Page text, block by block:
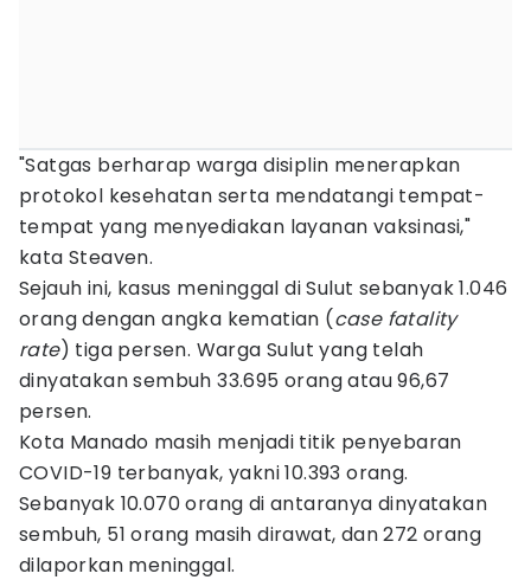
"Satgas berharap warga disiplin menerapkan
protokol kesehatan serta mendatangi tempat-
tempat yang menyediakan layanan vaksinasi,"
kata Steaven.
Sejauh ini, kasus meninggal di Sulut sebanyak 1.046
orang dengan angka kematian (case fatality
rate) tiga persen. Warga Sulut yang telah
dinyatakan sembuh 33.695 orang atau 96,67
persen.
Kota Manado masih menjadi titik penyebaran
COVID-19 terbanyak, yakni 10.393 orang.
Sebanyak 10.070 orang di antaranya dinyatakan
sembuh, 51 orang masih dirawat, dan 272 orang
dilaporkan meninggal.